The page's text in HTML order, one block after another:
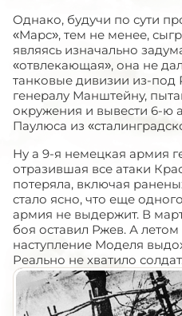
Однако, будучи по сути
«Марс», тем не менее,
являясь изначально
«отвлекающая», она не
танковые дивизии из-
генералу Манштейну,
окружения и вывести 6-
Паулюса из
Ну а 9-я немецкая армия
отразившая все атаки
потеряла, включая
стало ясно, что еще
армия не выдержит. В
боя оставил Ржев. А
наступление Моделя
Реально не хватило